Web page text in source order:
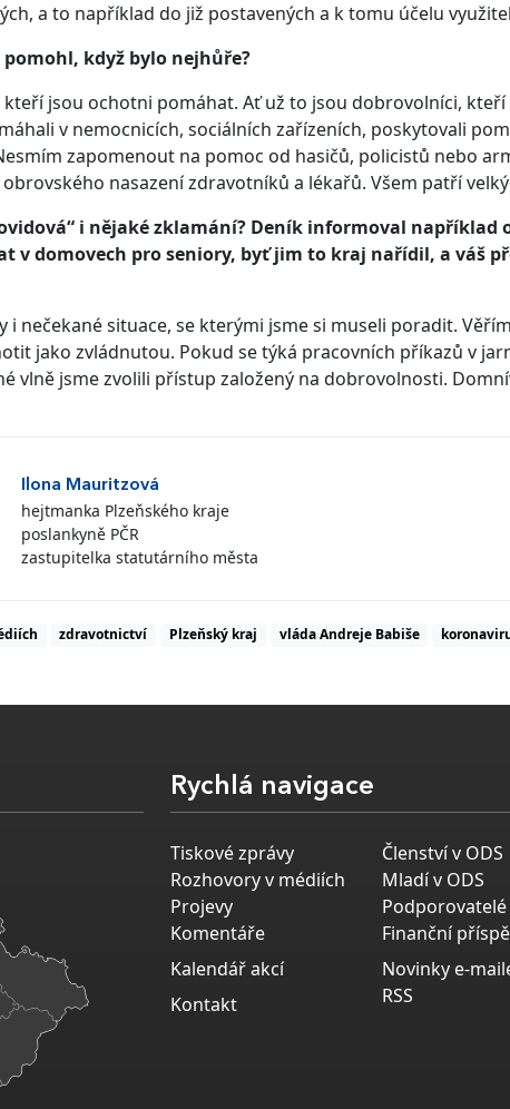
a to například do již postavených a k tomu účelu
když bylo nejhůře?
kteří jsou ochotni pomáhat. Ať už to jsou dobrovolníci,
v nemocnicích, sociálních zařízeních, poskytovali
zapomenout na pomoc od hasičů, policistů nebo
nasazení zdravotníků a lékařů. Všem patří
i nějaké zklamání? Deník informoval například
v domovech pro seniory, byť jim to kraj nařídil, a váš
i nečekané situace, se kterými jsme si museli poradit.
jako zvládnutou. Pokud se týká pracovních příkazů v
vlně jsme zvolili přístup založený na dobrovolnosti.
Ilona Mauritzová
hejtmanka Plzeňského kraje
poslankyně PČR
zastupitelka statutárního města
zdravotnictví Plzeňský kraj vláda Andreje Babiše
Rychlá navigace
Tiskové zprávy
Rozhovory v médiích
Projevy
Komentáře
Kalendář akcí
Kontakt
Členství v ODS
Mladí v ODS
Podporovatelé
Finanční
Novinky e-
RSS